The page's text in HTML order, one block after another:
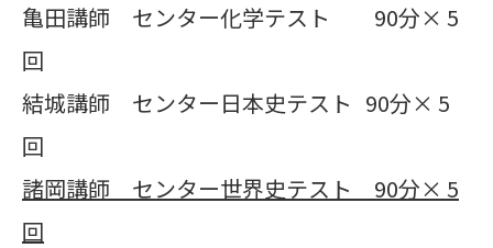
亀田講師 センター化学テスト 90分× 5
回
結城講師 センター日本史テスト 90分× 5
回
諸岡講師 センター世界史テスト 90分× 5
回